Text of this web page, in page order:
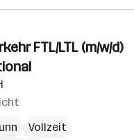
FTL/LTL (m/w/d)
Vollzeit